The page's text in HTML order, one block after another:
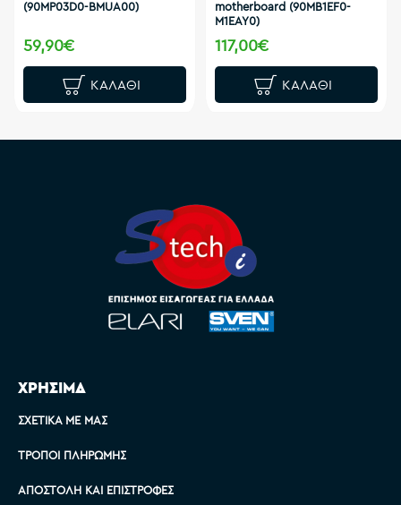
(90MP03D0-BMUA00)
59,90€
ΚΑΛΆΘΙ
motherboard (90MB1EF0-
M1EAY0)
117,00€
ΚΑΛΆΘΙ
ΧΡΗΣΙΜΑ
ΣΧΕΤΙΚΆ ΜΕ ΜΑΣ
ΤΡΌΠΟΙ ΠΛΗΡΩΜΉΣ
ΑΠΟΣΤΟΛΉ ΚΑΙ ΕΠΙΣΤΡΟΦΈΣ